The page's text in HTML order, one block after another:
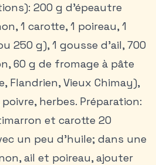
200 g d’épeautre
1 carotte, 1 poireau, 1
250 g), 1 gousse d’ail, 700
60 g de fromage à pâte
Flandrien, Vieux Chimay),
poivre, herbes. Préparation:
et carotte 20
un peu d’huile; dans une
ail et poireau, ajouter